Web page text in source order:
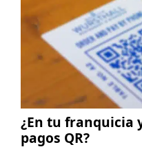
¿En tu franquicia
pagos QR?